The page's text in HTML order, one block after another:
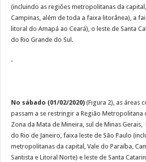
(incluindo as regiões metropolitanas da capital,
Campinas, além de toda a faixa litorânea), a
litoral do Amapá ao Ceará), o leste de Santa
do Rio Grande do Sul.
No sábado (01/02/2020) (Figura 2), as áreas
passam a se restringir a Região Metropolitana
Zona da Mata de Mineira, sul de Minas Gerais,
do Rio de Janeiro, faixa leste de São Paulo
metropolitanas da capital, Vale do Paraíba,
Santista e Litoral Norte) e leste de Santa